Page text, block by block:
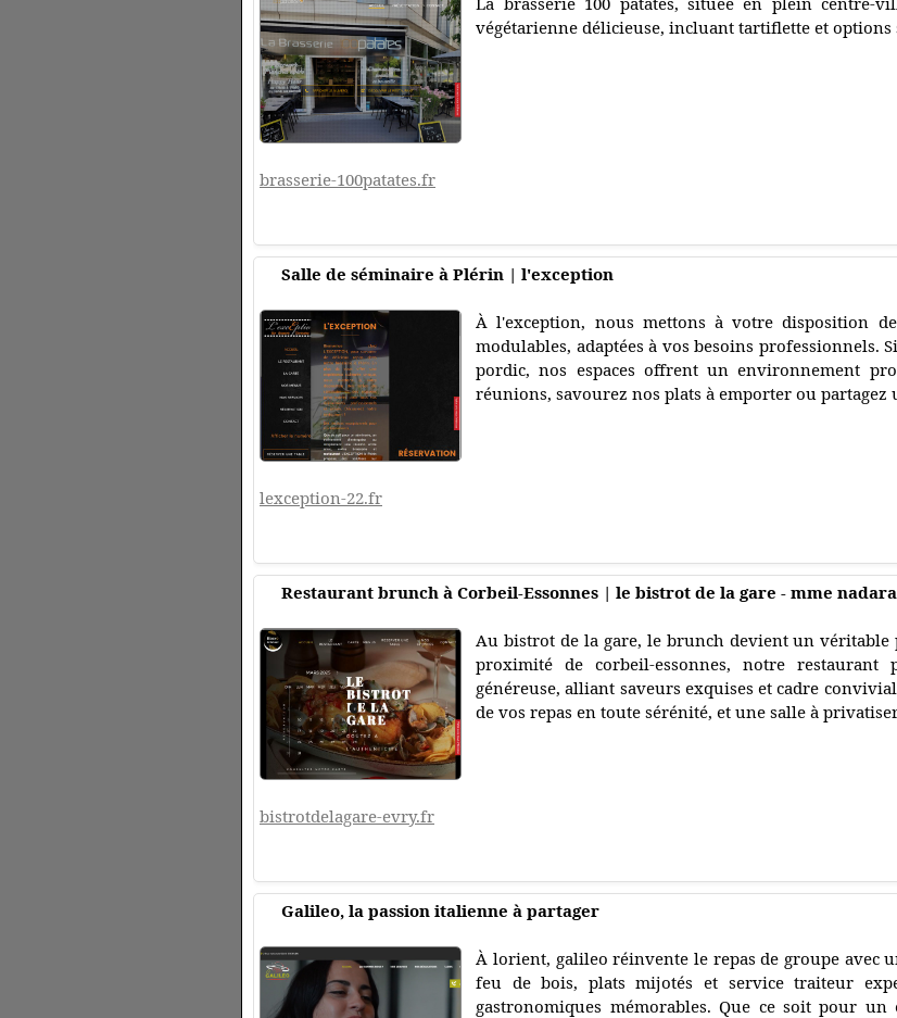
végétarienne délicieuse, incluant tartiflette et options
brasserie-100patates.fr
Salle de séminaire à Plérin | l'exception
À l'exception, nous mettons à votre disposition
modulables, adaptées à vos besoins professionnels.
pordic, nos espaces offrent un environnement
réunions, savourez nos plats à emporter ou
lexception-22.fr
Restaurant brunch à Corbeil-Essonnes | le bistrot de la gare - mme
Au bistrot de la gare, le brunch devient un véritable
proximité de corbeil-essonnes, notre restaurant
généreuse, alliant saveurs exquises et cadre
de vos repas en toute sérénité, et une salle à
bistrotdelagare-evry.fr
Galileo, la passion italienne à partager
À lorient, galileo réinvente le repas de groupe avec
feu de bois, plats mijotés et service traiteur
gastronomiques mémorables. Que ce soit pour